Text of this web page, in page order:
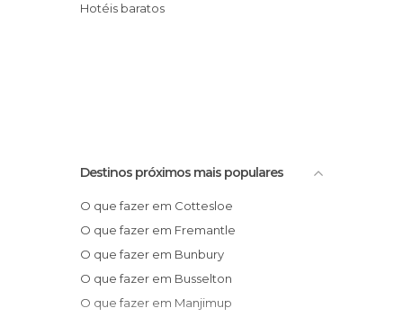
Hotéis baratos
Destinos próximos mais populares
O que fazer em Cottesloe
O que fazer em Fremantle
O que fazer em Bunbury
O que fazer em Busselton
O que fazer em Manjimup